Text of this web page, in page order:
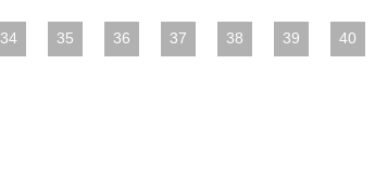
34 35 36 37 38 39 40